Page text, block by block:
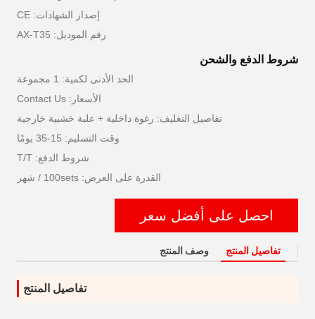
إصدار الشهادات: CE
رقم الموديل: AX-T35
شروط الدفع والشحن
الحد الأدنى لكمية: 1 مجموعة
الأسعار: Contact Us
تفاصيل التغليف: رغوة داخلية + علبة خشبية خارجية
وقت التسليم: 15-35 يومًا
شروط الدفع: T/T
القدرة على العرض: 100sets / شهر
احصل على أفضل سعر
تفاصيل المنتج وصف المنتج
تفاصيل المنتج